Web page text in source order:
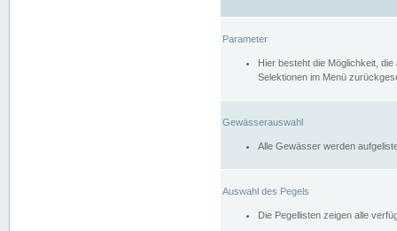
Parameter
Hier besteht die Möglichkeit,
Selektionen im Menü
Gewässerauswahl
Alle Gewässer werden
Auswahl des Pegels
Die Pegellisten zeigen alle